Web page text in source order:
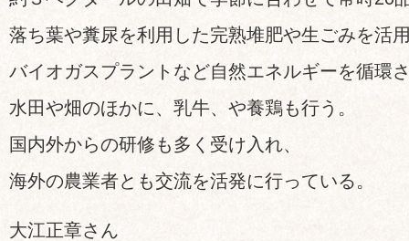
落ち葉や糞尿を利用した完熟堆肥や生ごみを活
バイオガスプラントなど自然エネルギーを循環
水田や畑のほかに、乳牛、や養鶏も行う。
国内外からの研修も多く受け入れ、
海外の農業者とも交流を活発に行っている。
大江正章さん